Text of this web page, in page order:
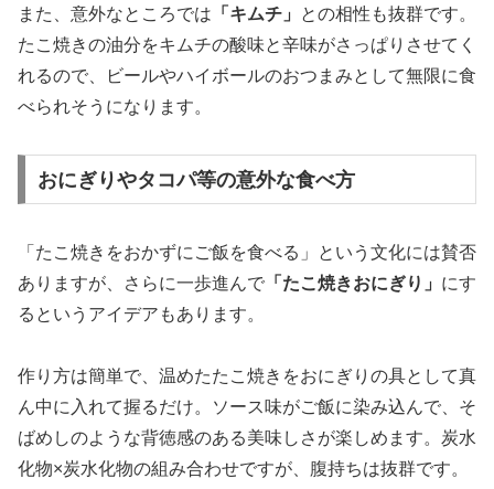
また、意外なところでは 「キムチ」
との相性も抜群です。
たこ焼きの油分をキムチの酸味と辛味がさっぱりさせてく
れるので、ビールやハイボールのおつまみとして無限に食
べられそうになります。
おにぎりやタコパ等の意外な食べ方
「たこ焼きをおかずにご飯を食べる」という文化には賛否
ありますが、さらに一歩進んで 「たこ焼きおにぎり」 にす
るというアイデアもあります。
作り方は簡単で、温めたたこ焼きをおにぎりの具として真
ん中に入れて握るだけ。ソース味がご飯に染み込んで、そ
ばめしのような背徳感のある美味しさが楽しめます。炭水
化物×炭水化物の組み合わせですが、腹持ちは抜群です。